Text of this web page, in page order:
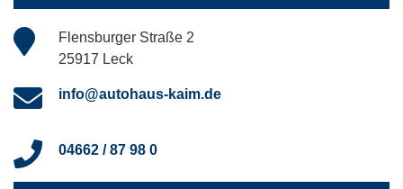
Flensburger Straße 2
25917 Leck
info@autohaus-kaim.de
04662 / 87 98 0